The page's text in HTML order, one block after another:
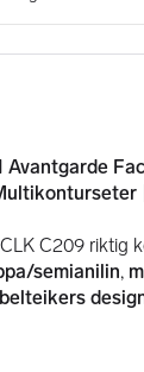
Avantgarde
C209 riktig
semianilin,